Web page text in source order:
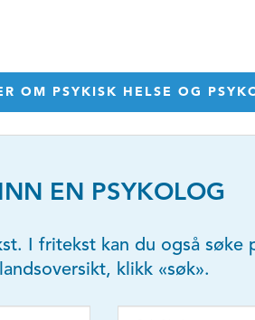
OM PSYKISK HELSE OG
EN PSYKOLOG
I fritekst kan du også søke
landsoversikt, klikk «søk».